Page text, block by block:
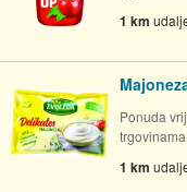
1 km
Ponuda
trgovinama
1 km